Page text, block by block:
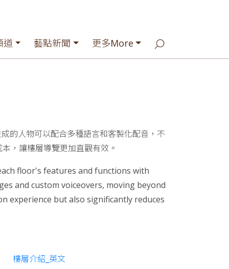
道 藝點新聞 更多More
的人物可以配合多種語言和客製化配音，不
，讓樓層導覽更加直觀有效。
floor's features and functions with
and custom voiceovers, moving beyond
experience but also significantly reduces
樓層介紹_英文